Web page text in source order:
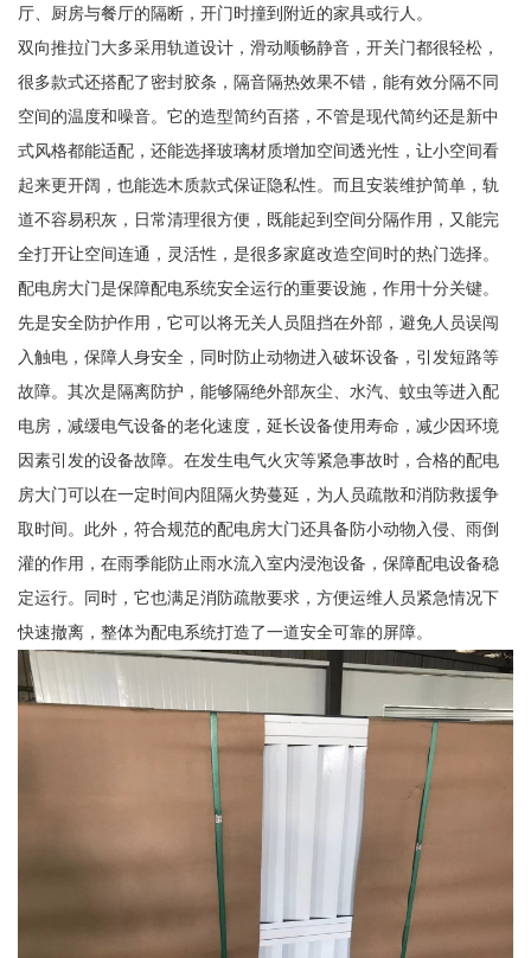
厅、厨房与餐厅的隔断，开门时撞到附近的家具或行人。
双向推拉门大多采用轨道设计，滑动顺畅静音，开关门都很轻松，
很多款式还搭配了密封胶条，隔音隔热效果不错，能有效分隔不同
空间的温度和噪音。它的造型简约百搭，不管是现代简约还是新中
式风格都能适配，还能选择玻璃材质增加空间透光性，让小空间看
起来更开阔，也能选木质款式保证隐私性。而且安装维护简单，轨
道不容易积灰，日常清理很方便，既能起到空间分隔作用，又能完
全打开让空间连通，灵活性，是很多家庭改造空间时的热门选择。
配电房大门是保障配电系统安全运行的重要设施，作用十分关键。
先是安全防护作用，它可以将无关人员阻挡在外部，避免人员误闯
入触电，保障人身安全，同时防止动物进入破坏设备，引发短路等
故障。其次是隔离防护，能够隔绝外部灰尘、水汽、蚊虫等进入配
电房，减缓电气设备的老化速度，延长设备使用寿命，减少因环境
因素引发的设备故障。在发生电气火灾等紧急事故时，合格的配电
房大门可以在一定时间内阻隔火势蔓延，为人员疏散和消防救援争
取时间。此外，符合规范的配电房大门还具备防小动物入侵、雨倒
灌的作用，在雨季能防止雨水流入室内浸泡设备，保障配电设备稳
定运行。同时，它也满足消防疏散要求，方便运维人员紧急情况下
快速撤离，整体为配电系统打造了一道安全可靠的屏障。